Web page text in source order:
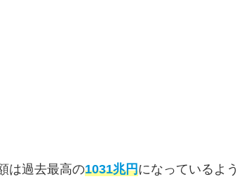
は過去最高の1031兆円になっているよう